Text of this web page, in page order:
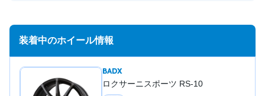
装着中のホイール情報
BADX
ロクサーニスポーツ RS-10